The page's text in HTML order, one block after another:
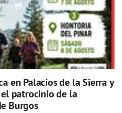
en Palacios de la Sierra y
patrocinio de la
Burgos